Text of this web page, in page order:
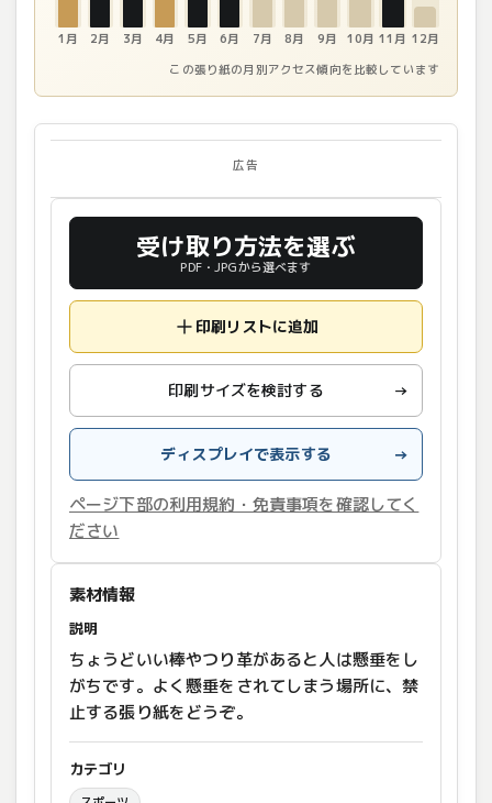
1月 2月 3月 4月 5月 6月 7月 8月 9月 10月 11月 12月
この張り紙の月別アクセス傾向を比較しています
広告
受け取り方法を選ぶ
PDF・JPGから選べます
印刷リストに追加
印刷サイズを検討する →
ディスプレイで表示する →
ページ下部の利用規約・免責事項を確認してく
ださい
素材情報
説明
ちょうどいい棒やつり革があると人は懸垂をし
がちです。よく懸垂をされてしまう場所に、禁
止する張り紙をどうぞ。
カテゴリ